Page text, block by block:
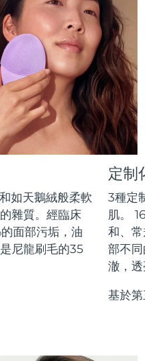
如天鵝絨般柔軟
雜質。經臨床
面部污垢，油
尼龍刷毛的35
定制
3種定
肌。
和、
部不
澈，
基於
Max
hair removal device
hair removal
Prep Gel
身體護理
toning
brush
serum
plus
therapy
Solution
眼部護理
& lips
smoothing device
massager
.
massager
Set
device & 18% PAP gel
Gel
預計送達日期8/12/26
預計送達日期 8/16/26
預計送達日期 8/12/26
預計送達日期8/16/26
預計送達日期 8/12/26
8/13/26
預計送達日期8/12/26
預計送達日期 8/13/26
8/10/26
8/12/26